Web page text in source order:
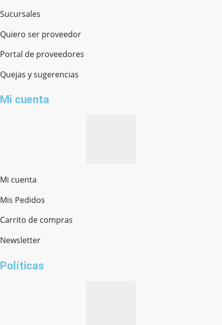
Sucursales
Quiero ser proveedor
Portal de proveedores
Quejas y sugerencias
Mi cuenta
Mi cuenta
Mis Pedidos
Carrito de compras
Newsletter
Políticas